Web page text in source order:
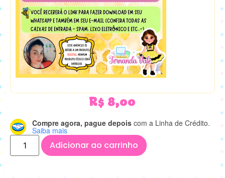
R$ 8,00
Compre agora, pague depois com a Linha de Crédito.
Saiba mais
Adicionar ao carrinho